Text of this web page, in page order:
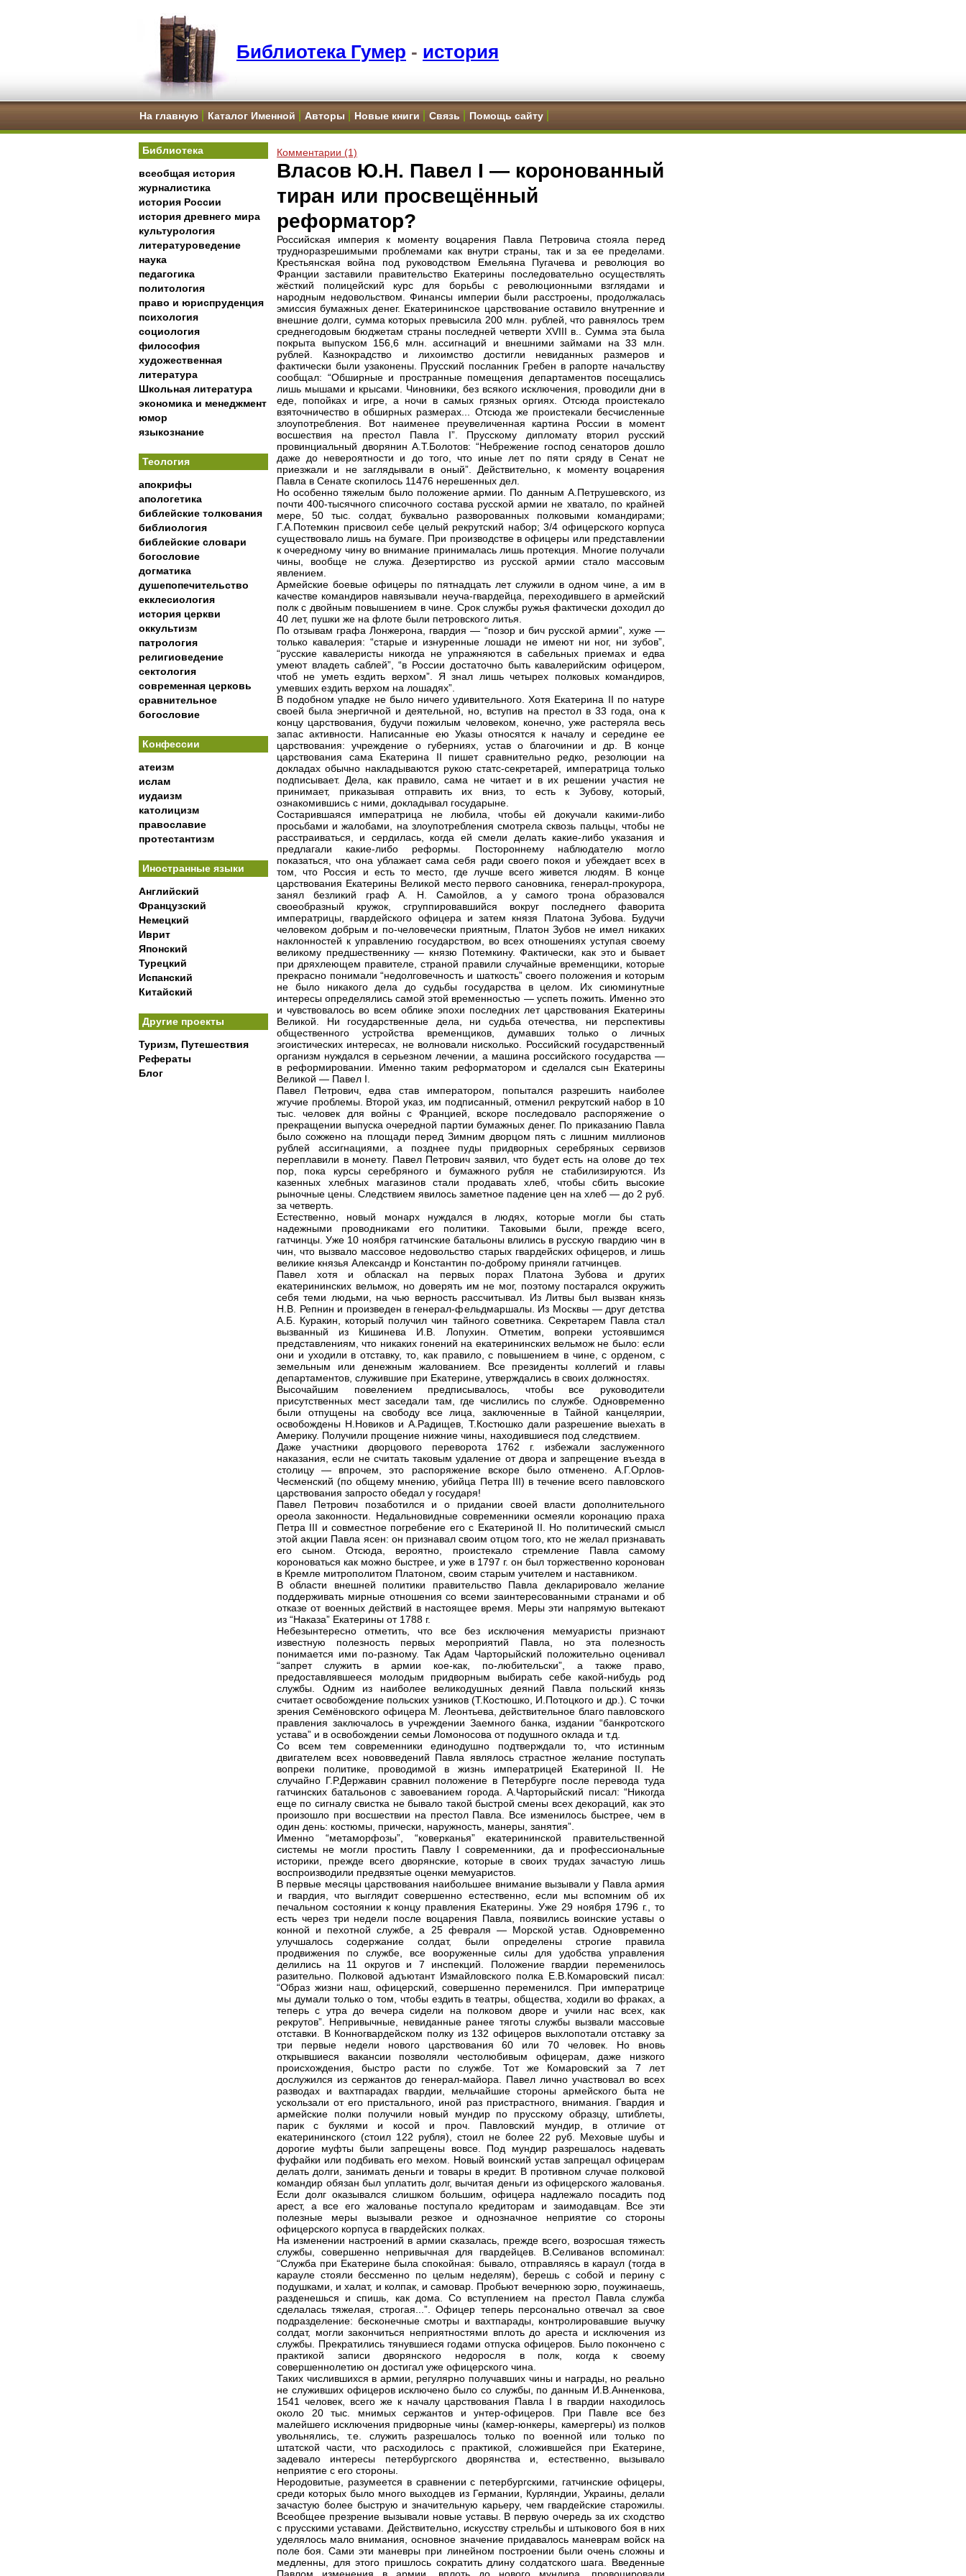
Библиотека Гумер - история
На главную Каталог Именной Авторы Новые книги Связь Помощь сайту
Библиотека
всеобщая история
журналистика
история России
история древнего мира
культурология
литературоведение
наука
педагогика
политология
право и юриспруденция
психология
социология
философия
художественная
литература
Школьная литература
экономика и менеджмент
юмор
языкознание
Теология
апокрифы
апологетика
библейские толкования
библиология
библейские словари
богословие
догматика
душепопечительство
екклесиология
история церкви
оккультизм
патрология
религиоведение
сектология
современная церковь
сравнительное
богословие
Конфессии
атеизм
ислам
иудаизм
католицизм
православие
протестантизм
Иностранные языки
Английский
Французский
Немецкий
Иврит
Японский
Турецкий
Испанский
Китайский
Другие проекты
Туризм, Путешествия
Рефераты
Блог
Комментарии (1)
Власов Ю.Н. Павел I — коронованный
тиран или просвещённый
реформатор?
Российская империя к моменту воцарения Павла Петровича стояла перед
трудноразрешимыми проблемами как внутри страны, так и за ее пределами.
Крестьянская война под руководством Емельяна Пугачева и революция во
Франции заставили правительство Екатерины последовательно осуществлять
жёсткий полицейский курс для борьбы с революционными взглядами и
народным недовольством. Финансы империи были расстроены, продолжалась
эмиссия бумажных денег. Екатерининское царствование оставило внутренние и
внешние долги, сумма которых превысила 200 млн. рублей, что равнялось трем
среднегодовым бюджетам страны последней четверти XVIII в.. Сумма эта была
покрыта выпуском 156,6 млн. ассигнаций и внешними займами на 33 млн.
рублей. Казнокрадство и лихоимство достигли невиданных размеров и
фактически были узаконены. Прусский посланник Гребен в рапорте начальству
сообщал: “Обширные и пространные помещения департаментов посещались
лишь мышами и крысами. Чиновники, без всякого исключения, проводили дни в
еде, попойках и игре, а ночи в самых грязных оргиях. Отсюда проистекало
взяточничество в обширных размерах... Отсюда же проистекали бесчисленные
злоупотребления. Вот наименее преувеличенная картина России в момент
восшествия на престол Павла I”. Прусскому дипломату вторил русский
провинциальный дворянин А.Т.Болотов: “Небрежение господ сенаторов дошло
даже до невероятности и до того, что иные лет по пяти сряду в Сенат не
приезжали и не заглядывали в оный”. Действительно, к моменту воцарения
Павла в Сенате скопилось 11476 нерешенных дел.
Но особенно тяжелым было положение армии. По данным А.Петрушевского, из
почти 400-тысячного списочного состава русской армии не хватало, по крайней
мере, 50 тыс. солдат, буквально разворованных полковыми командирами;
Г.А.Потемкин присвоил себе целый рекрутский набор; 3/4 офицерского корпуса
существовало лишь на бумаге. При производстве в офицеры или представлении
к очередному чину во внимание принималась лишь протекция. Многие получали
чины, вообще не служа. Дезертирство из русской армии стало массовым
явлением.
Армейские боевые офицеры по пятнадцать лет служили в одном чине, а им в
качестве командиров навязывали неуча-гвардейца, переходившего в армейский
полк с двойным повышением в чине. Срок службы ружья фактически доходил до
40 лет, пушки же на флоте были петровского литья.
По отзывам графа Лонжерона, гвардия — “позор и бич русской армии”, хуже —
только кавалерия: “старые и изнуренные лошади не имеют ни ног, ни зубов”,
“русские кавалеристы никогда не упражняются в сабельных приемах и едва
умеют владеть саблей”, “в России достаточно быть кавалерийским офицером,
чтоб не уметь ездить верхом”. Я знал лишь четырех полковых командиров,
умевших ездить верхом на лошадях”.
В подобном упадке не было ничего удивительного. Хотя Екатерина II по натуре
своей была энергичной и деятельной, но, вступив на престол в 33 года, она к
концу царствования, будучи пожилым человеком, конечно, уже растеряла весь
запас активности. Написанные ею Указы относятся к началу и середине ее
царствования: учреждение о губерниях, устав о благочинии и др. В конце
царствования сама Екатерина II пишет сравнительно редко, резолюции на
докладах обычно накладываются рукою статс-секретарей, императрица только
подписывает. Дела, как правило, сама не читает и в их решении участия не
принимает, приказывая отправить их вниз, то есть к Зубову, который,
ознакомившись с ними, докладывал государыне.
Состарившаяся императрица не любила, чтобы ей докучали какими-либо
просьбами и жалобами, на злоупотребления смотрела сквозь пальцы, чтобы не
расстраиваться, и сердилась, когда ей смели делать какие-либо указания и
предлагали какие-либо реформы. Постороннему наблюдателю могло
показаться, что она ублажает сама себя ради своего покоя и убеждает всех в
том, что Россия и есть то место, где лучше всего живется людям. В конце
царствования Екатерины Великой место первого сановника, генерал-прокурора,
занял безликий граф А. Н. Самойлов, а у самого трона образовался
своеобразный кружок, сгруппировавшийся вокруг последнего фаворита
императрицы, гвардейского офицера и затем князя Платона Зубова. Будучи
человеком добрым и по-человечески приятным, Платон Зубов не имел никаких
наклонностей к управлению государством, во всех отношениях уступая своему
великому предшественнику — князю Потемкину. Фактически, как это и бывает
при дряхлеющем правителе, страной правили случайные временщики, которые
прекрасно понимали “недолговечность и шаткость” своего положения и которым
не было никакого дела до судьбы государства в целом. Их сиюминутные
интересы определялись самой этой временностью — успеть пожить. Именно это
и чувствовалось во всем облике эпохи последних лет царствования Екатерины
Великой. Ни государственные дела, ни судьба отечества, ни перспективы
общественного устройства временщиков, думавших только о личных
эгоистических интересах, не волновали нисколько. Российский государственный
организм нуждался в серьезном лечении, а машина российского государства —
в реформировании. Именно таким реформатором и сделался сын Екатерины
Великой — Павел I.
Павел Петрович, едва став императором, попытался разрешить наиболее
жгучие проблемы. Второй указ, им подписанный, отменил рекрутский набор в 10
тыс. человек для войны с Францией, вскоре последовало распоряжение о
прекращении выпуска очередной партии бумажных денег. По приказанию Павла
было сожжено на площади перед Зимним дворцом пять с лишним миллионов
рублей ассигнациями, а позднее пуды придворных серебряных сервизов
переплавили в монету. Павел Петрович заявил, что будет есть на олове до тех
пор, пока курсы серебряного и бумажного рубля не стабилизируются. Из
казенных хлебных магазинов стали продавать хлеб, чтобы сбить высокие
рыночные цены. Следствием явилось заметное падение цен на хлеб — до 2 руб.
за четверть.
Естественно, новый монарх нуждался в людях, которые могли бы стать
надежными проводниками его политики. Таковыми были, прежде всего,
гатчинцы. Уже 10 ноября гатчинские батальоны влились в русскую гвардию чин в
чин, что вызвало массовое недовольство старых гвардейских офицеров, и лишь
великие князья Александр и Константин по-доброму приняли гатчинцев.
Павел хотя и обласкал на первых порах Платона Зубова и других
екатерининских вельмож, но доверять им не мог, поэтому постарался окружить
себя теми людьми, на чью верность рассчитывал. Из Литвы был вызван князь
Н.В. Репнин и произведен в генерал-фельдмаршалы. Из Москвы — друг детства
А.Б. Куракин, который получил чин тайного советника. Секретарем Павла стал
вызванный из Кишинева И.В. Лопухин. Отметим, вопреки устоявшимся
представлениям, что никаких гонений на екатерининских вельмож не было: если
они и уходили в отставку, то, как правило, с повышением в чине, с орденом, с
земельным или денежным жалованием. Все президенты коллегий и главы
департаментов, служившие при Екатерине, утверждались в своих должностях.
Высочайшим повелением предписывалось, чтобы все руководители
присутственных мест заседали там, где числились по службе. Одновременно
были отпущены на свободу все лица, заключенные в Тайной канцелярии,
освобождены Н.Новиков и А.Радищев, Т.Костюшко дали разрешение выехать в
Америку. Получили прощение нижние чины, находившиеся под следствием.
Даже участники дворцового переворота 1762 г. избежали заслуженного
наказания, если не считать таковым удаление от двора и запрещение въезда в
столицу — впрочем, это распоряжение вскоре было отменено. А.Г.Орлов-
Чесменский (по общему мнению, убийца Петра III) в течение всего павловского
царствования запросто обедал у государя!
Павел Петрович позаботился и о придании своей власти дополнительного
ореола законности. Недальновидные современники осмеяли коронацию праха
Петра III и совместное погребение его с Екатериной II. Но политический смысл
этой акции Павла ясен: он признавал своим отцом того, кто не желал признавать
его сыном. Отсюда, вероятно, проистекало стремление Павла самому
короноваться как можно быстрее, и уже в 1797 г. он был торжественно коронован
в Кремле митрополитом Платоном, своим старым учителем и наставником.
В области внешней политики правительство Павла декларировало желание
поддерживать мирные отношения со всеми заинтересованными странами и об
отказе от военных действий в настоящее время. Меры эти напрямую вытекают
из “Наказа” Екатерины от 1788 г.
Небезынтересно отметить, что все без исключения мемуаристы признают
известную полезность первых мероприятий Павла, но эта полезность
понимается ими по-разному. Так Адам Чарторыйский положительно оценивал
“запрет служить в армии кое-как, по-любительски”, а также право,
предоставлявшееся молодым придворным выбирать себе какой-нибудь род
службы. Одним из наиболее великодушных деяний Павла польский князь
считает освобождение польских узников (Т.Костюшко, И.Потоцкого и др.). С точки
зрения Семёновского офицера М. Леонтьева, действительное благо павловского
правления заключалось в учреждении Заемного банка, издании “банкротского
устава” и в освобождении семьи Ломоносова от подушного оклада и т.д.
Со всем тем современники единодушно подтверждали то, что истинным
двигателем всех нововведений Павла являлось страстное желание поступать
вопреки политике, проводимой в жизнь императрицей Екатериной II. Не
случайно Г.Р.Державин сравнил положение в Петербурге после перевода туда
гатчинских батальонов с завоеванием города. А.Чарторыйский писал: “Никогда
еще по сигналу свистка не бывало такой быстрой смены всех декораций, как это
произошло при восшествии на престол Павла. Все изменилось быстрее, чем в
один день: костюмы, прически, наружность, манеры, занятия”.
Именно “метаморфозы”, “коверканья” екатерининской правительственной
системы не могли простить Павлу I современники, да и профессиональные
историки, прежде всего дворянские, которые в своих трудах зачастую лишь
воспроизводили предвзятые оценки мемуаристов.
В первые месяцы царствования наибольшее внимание вызывали у Павла армия
и гвардия, что выглядит совершенно естественно, если мы вспомним об их
печальном состоянии к концу правления Екатерины. Уже 29 ноября 1796 г., то
есть через три недели после воцарения Павла, появились воинские уставы о
конной и пехотной службе, а 25 февраля — Морской устав. Одновременно
улучшалось содержание солдат, были определены строгие правила
продвижения по службе, все вооруженные силы для удобства управления
делились на 11 округов и 7 инспекций. Положение гвардии переменилось
разительно. Полковой адъютант Измайловского полка Е.В.Комаровский писал:
“Образ жизни наш, офицерский, совершенно переменился. При императрице
мы думали только о том, чтобы ездить в театры, общества, ходили во фраках, а
теперь с утра до вечера сидели на полковом дворе и учили нас всех, как
рекрутов”. Непривычные, невиданные ранее тяготы службы вызвали массовые
отставки. В Конногвардейском полку из 132 офицеров выхлопотали отставку за
три первые недели нового царствования 60 или 70 человек. Но вновь
открывшиеся вакансии позволяли честолюбивым офицерам, даже низкого
происхождения, быстро расти по службе. Тот же Комаровский за 7 лет
дослужился из сержантов до генерал-майора. Павел лично участвовал во всех
разводах и вахтпарадах гвардии, мельчайшие стороны армейского быта не
ускользали от его пристального, иной раз пристрастного, внимания. Гвардия и
армейские полки получили новый мундир по прусскому образцу, штиблеты,
парик с буклями и косой и проч. Павловский мундир, в отличие от
екатерининского (стоил 122 рубля), стоил не более 22 руб. Меховые шубы и
дорогие муфты были запрещены вовсе. Под мундир разрешалось надевать
фуфайки или подбивать его мехом. Новый воинский устав запрещал офицерам
делать долги, занимать деньги и товары в кредит. В противном случае полковой
командир обязан был уплатить долг, вычитая деньги из офицерского жалованья.
Если долг оказывался слишком большим, офицера надлежало посадить под
арест, а все его жалованье поступало кредиторам и заимодавцам. Все эти
полезные меры вызывали резкое и однозначное неприятие со стороны
офицерского корпуса в гвардейских полках.
На изменении настроений в армии сказалась, прежде всего, возросшая тяжесть
службы, совершенно непривычная для гвардейцев. В.Селиванов вспоминал:
“Служба при Екатерине была спокойная: бывало, отправляясь в караул (тогда в
карауле стояли бессменно по целым неделям), берешь с собой и перину с
подушками, и халат, и колпак, и самовар. Пробьют вечернюю зорю, поужинаешь,
разденешься и спишь, как дома. Со вступлением на престол Павла служба
сделалась тяжелая, строгая...”. Офицер теперь персонально отвечал за свое
подразделение: бесконечные смотры и вахтпарады, контролировавшие выучку
солдат, могли закончиться неприятностями вплоть до ареста и исключения из
службы. Прекратились тянувшиеся годами отпуска офицеров. Было покончено с
практикой записи дворянского недоросля в полк, когда к своему
совершеннолетию он достигал уже офицерского чина.
Таких числившихся в армии, регулярно получавших чины и награды, но реально
не служивших офицеров исключено было со службы, по данным И.В.Анненкова,
1541 человек, всего же к началу царствования Павла I в гвардии находилось
около 20 тыс. мнимых сержантов и унтер-офицеров. При Павле все без
малейшего исключения придворные чины (камер-юнкеры, камергеры) из полков
увольнялись, т.е. служить разрешалось только по военной или только по
штатской части, что расходилось с практикой, сложившейся при Екатерине,
задевало интересы петербургского дворянства и, естественно, вызывало
неприятие с его стороны.
Неродовитые, разумеется в сравнении с петербургскими, гатчинские офицеры,
среди которых было много выходцев из Германии, Курляндии, Украины, делали
зачастую более быструю и значительную карьеру, чем гвардейские старожилы.
Всеобщее презрение вызывали новые уставы. В первую очередь за их сходство
с прусскими уставами. Действительно, искусству стрельбы и штыкового боя в них
уделялось мало внимания, основное значение придавалось маневрам войск на
поле боя. Сами эти маневры при линейном построении были очень сложны и
медленны, для этого пришлось сократить длину солдатского шага. Введенные